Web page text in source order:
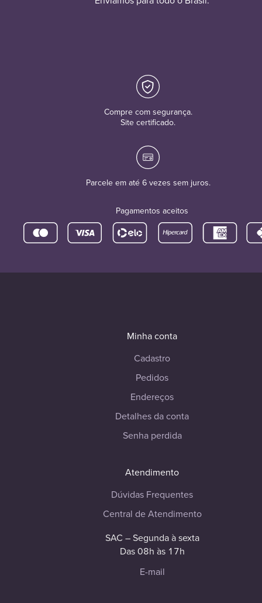
Compre com segurança.
Site certificado.
Parcele em até 6 vezes sem juros.
Pagamentos aceitos
Minha conta
Cadastro
Pedidos
Endereços
Detalhes da conta
Senha perdida
Atendimento
Dúvidas Frequentes
Central de Atendimento
SAC – Segunda à sexta
Das 08h às 17h
E-mail